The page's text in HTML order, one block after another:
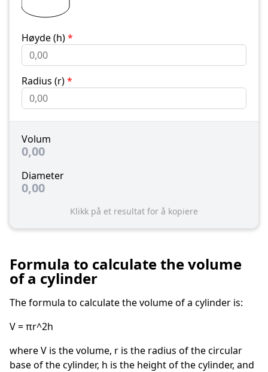
Høyde (h)*
Radius (r)*
Volum
0,00
Diameter
0,00
Klikk på et resultat for å kopiere
Formula to calculate the volume
of a cylinder
The formula to calculate the volume of a cylinder is:
V = πr^2h
where V is the volume, r is the radius of the circular
base of the cylinder, h is the height of the cylinder, and